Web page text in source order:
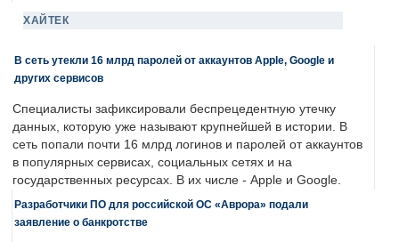
ХАЙТЕК
В сеть утекли 16 млрд паролей от аккаунтов Apple, Google и
других сервисов
Специалисты зафиксировали беспрецедентную утечку
данных, которую уже называют крупнейшей в истории. В
сеть попали почти 16 млрд логинов и паролей от аккаунтов
в популярных сервисах, социальных сетях и на
государственных ресурсах. В их числе - Apple и Google.
Разработчики ПО для российской ОС «Аврора» подали
заявление о банкротстве